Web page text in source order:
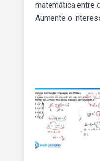
matemática entre
Aumente o